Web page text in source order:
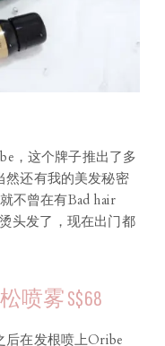
，这个牌子推出了多
然还有我的美发秘密
不曾在有Bad hair
头发了，现在出门都
松喷雾 S$68
后在发根喷上Oribe